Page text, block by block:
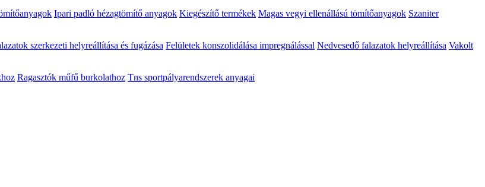
Ipari padló hézagtömítő anyagok Kiegészítő termékek Magas vegyi ellenállású tömítőanyagok Szaniter
szerkezeti helyreállítása és fugázása Felületek konszolidálása impregnálással Nedvesedő falazatok helyreállítása Vakolt
Ragasztók műfű burkolathoz Tns sportpályarendszerek anyagai